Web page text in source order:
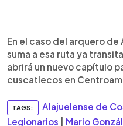
En el caso del arquero de
suma a esa ruta ya
abrirá un nuevo capítulo
cuscatlecos en
TAGS: Alajuelense de
Legionarios
Mario